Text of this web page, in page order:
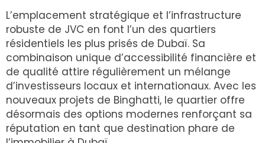
L’emplacement stratégique et l’infrastructure
robuste de JVC en font l’un des quartiers
résidentiels les plus prisés de Dubaï. Sa
combinaison unique d’accessibilité financière et
de qualité attire régulièrement un mélange
d’investisseurs locaux et internationaux. Avec les
nouveaux projets de Binghatti, le quartier offre
désormais des options modernes renforçant sa
réputation en tant que destination phare de